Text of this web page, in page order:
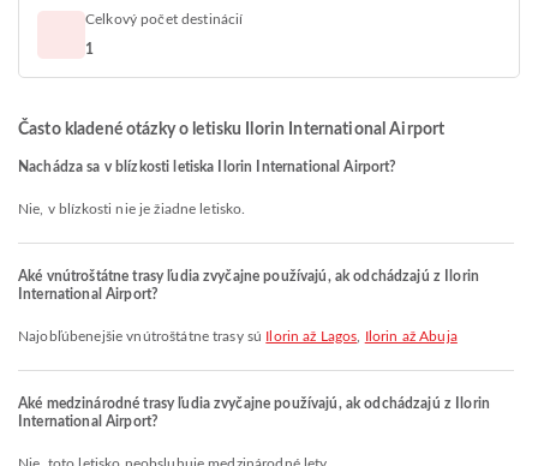
Celkový počet destinácií
1
Často kladené otázky o letisku Ilorin International Airport
Nachádza sa v blízkosti letiska Ilorin International Airport?
Nie, v blízkosti nie je žiadne letisko.
Aké vnútroštátne trasy ľudia zvyčajne používajú, ak odchádzajú z Ilorin
International Airport?
Najobľúbenejšie vnútroštátne trasy sú Ilorin až Lagos Ilorin až Abuja
Aké medzinárodné trasy ľudia zvyčajne používajú, ak odchádzajú z Ilorin
International Airport?